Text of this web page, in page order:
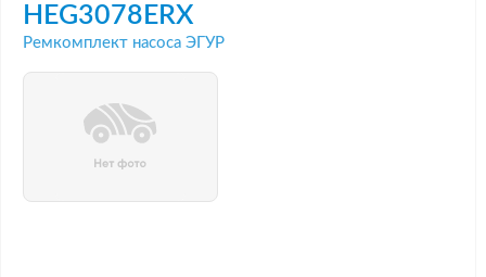
HEG3078ERX
Ремкомплект насоса ЭГУР